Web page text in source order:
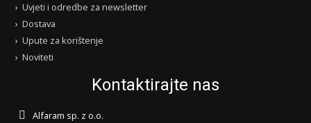
Uvjeti i odredbe za newsletter
Dostava
Upute za korištenje
Noviteti
Kontaktirajte nas
Alfaram sp. z o.o.